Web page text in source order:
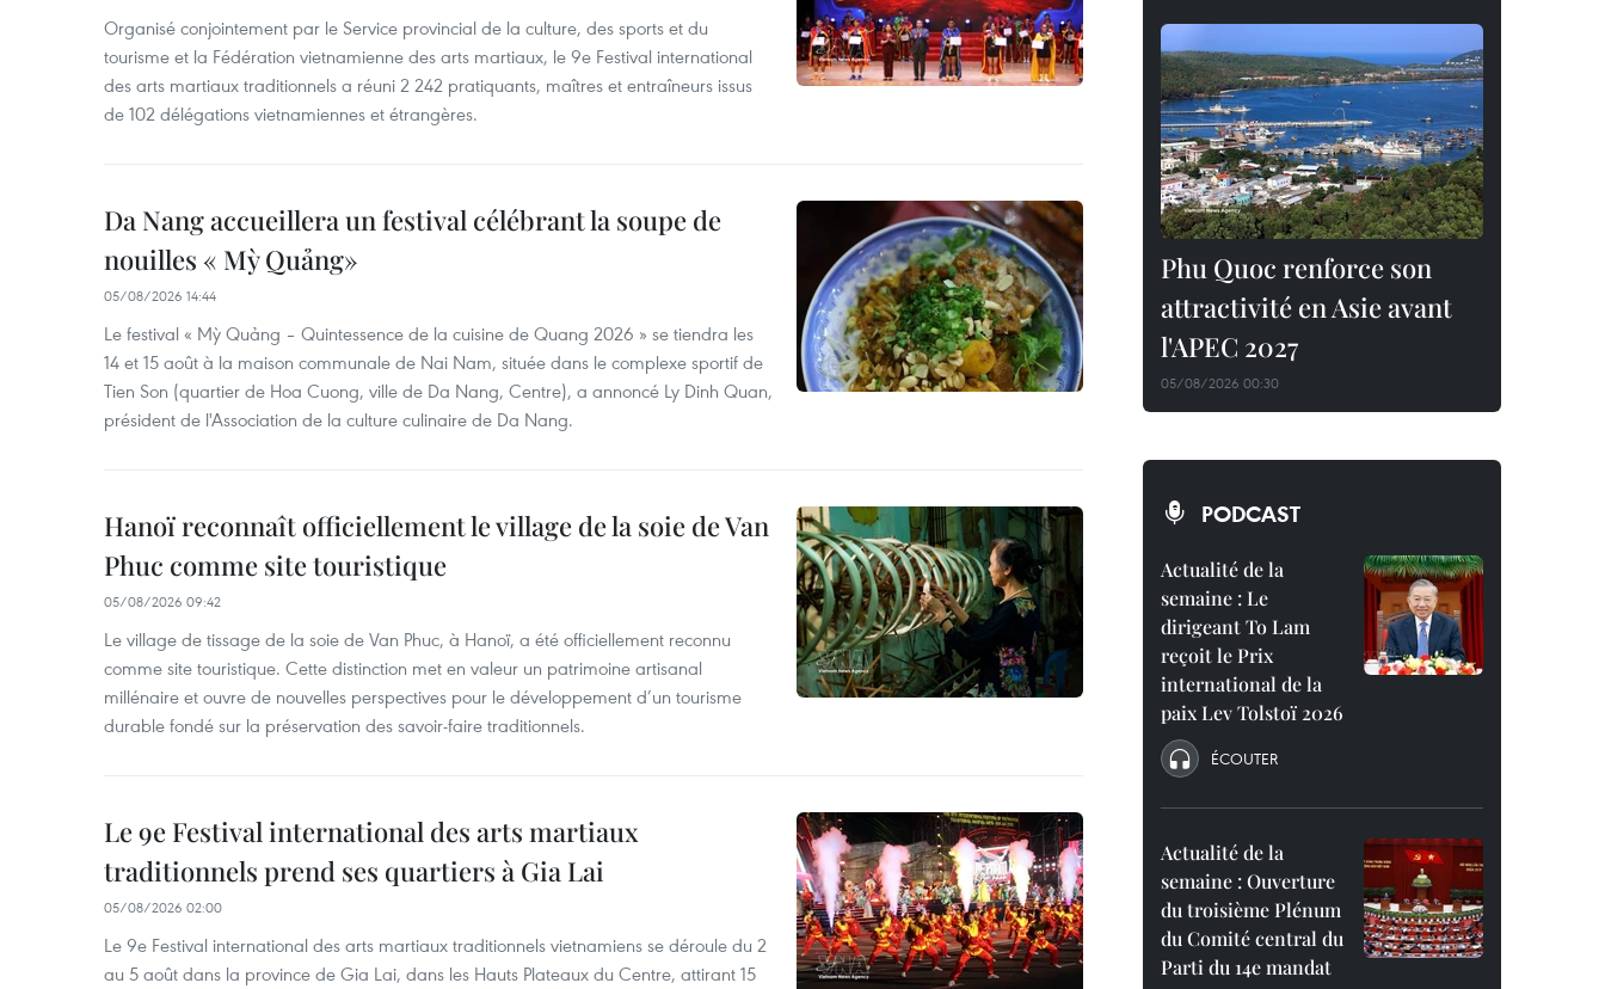
Organisé conjointement par le Service provincial de la culture, des sports et du
tourisme et la Fédération vietnamienne des arts martiaux, le 9e Festival international
des arts martiaux traditionnels a réuni 2 242 pratiquants, maîtres et entraîneurs issus
de 102 délégations vietnamiennes et étrangères.
Da Nang accueillera un festival célébrant la soupe de
nouilles « Mỳ Quảng»
05/08/2026 14:44
Le festival « Mỳ Quảng – Quintessence de la cuisine de Quang 2026 » se tiendra les
14 et 15 août à la maison communale de Nai Nam, située dans le complexe sportif de
Tien Son (quartier de Hoa Cuong, ville de Da Nang, Centre), a annoncé Ly Dinh Quan,
président de l'Association de la culture culinaire de Da Nang.
Hanoï reconnaît officiellement le village de la soie de Van
Phuc comme site touristique
05/08/2026 09:42
Le village de tissage de la soie de Van Phuc, à Hanoï, a été officiellement reconnu
comme site touristique. Cette distinction met en valeur un patrimoine artisanal
millénaire et ouvre de nouvelles perspectives pour le développement d’un tourisme
durable fondé sur la préservation des savoir-faire traditionnels.
Le 9e Festival international des arts martiaux
traditionnels prend ses quartiers à Gia Lai
05/08/2026 02:00
Le 9e Festival international des arts martiaux traditionnels vietnamiens se déroule du 2
au 5 août dans la province de Gia Lai, dans les Hauts Plateaux du Centre, attirant 15
Phu Quoc renforce son
attractivité en Asie avant
l'APEC 2027
05/08/2026 00:30
PODCAST
Actualité de la
semaine : Le
dirigeant To Lam
reçoit le Prix
international de la
paix Lev Tolstoï 2026
ÉCOUTER
Actualité de la
semaine : Ouverture
du troisième Plénum
du Comité central du
Parti du 14e mandat